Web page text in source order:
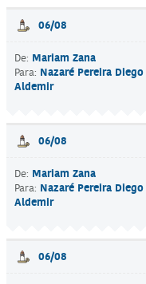
06/08
De: Mariam Zana
Para: Nazaré Pereira
Aldemir
06/08
De: Mariam Zana
Para: Nazaré Pereira
Aldemir
06/08